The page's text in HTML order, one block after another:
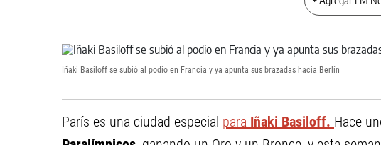
Iñaki Basiloff se subió al podio en Francia y ya apunta sus brazadas hacia Berlín
París es una ciudad especial para Iñaki Basiloff. Hace